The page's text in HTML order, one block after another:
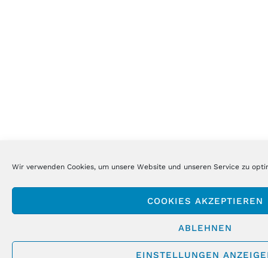
Wir verwenden Cookies, um unsere Website und unseren Service zu
COOKIES AKZEPTIEREN
ABLEHNEN
EINSTELLUNGEN